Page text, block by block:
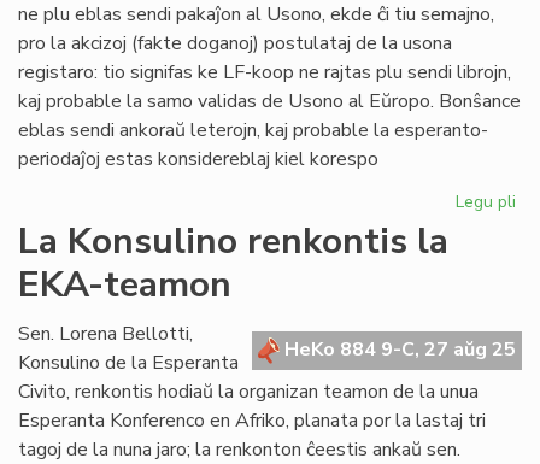
ne plu eblas sendi pakaĵon al Usono, ekde ĉi tiu semajno,
pro la akcizoj (fakte doganoj) postulataj de la usona
registaro: tio signifas ke LF-koop ne rajtas plu sendi librojn,
kaj probable la samo validas de Usono al Eŭropo. Bonŝance
eblas sendi ankoraŭ leterojn, kaj probable la esperanto-
periodaĵoj estas konsidereblaj kiel korespo
Legu pli
La Konsulino renkontis la
EKA-teamon
HeKo 884 9-C, 27 aŭg 25
Sen. Lorena Bellotti,
Konsulino de la Esperanta
Civito, renkontis hodiaŭ la organizan teamon de la unua
Esperanta Konferenco en Afriko, planata por la lastaj tri
tagoj de la nuna jaro; la renkonton ĉeestis ankaŭ sen.